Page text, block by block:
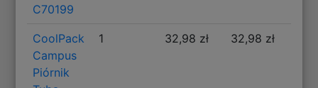
C70199
CoolPack
Campus
Piórnik
1 32,98 zł 32,98 zł